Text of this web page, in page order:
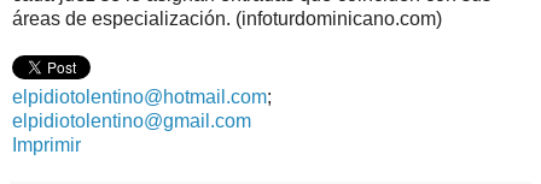
áreas de especialización. (infoturdominicano.com)
elpidiotolentino@hotmail.com;
elpidiotolentino@gmail.com
Imprimir